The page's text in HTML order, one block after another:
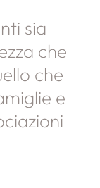
sia
che
che
e